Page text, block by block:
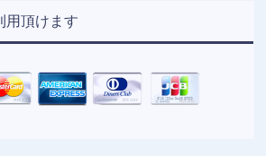
用頂けます